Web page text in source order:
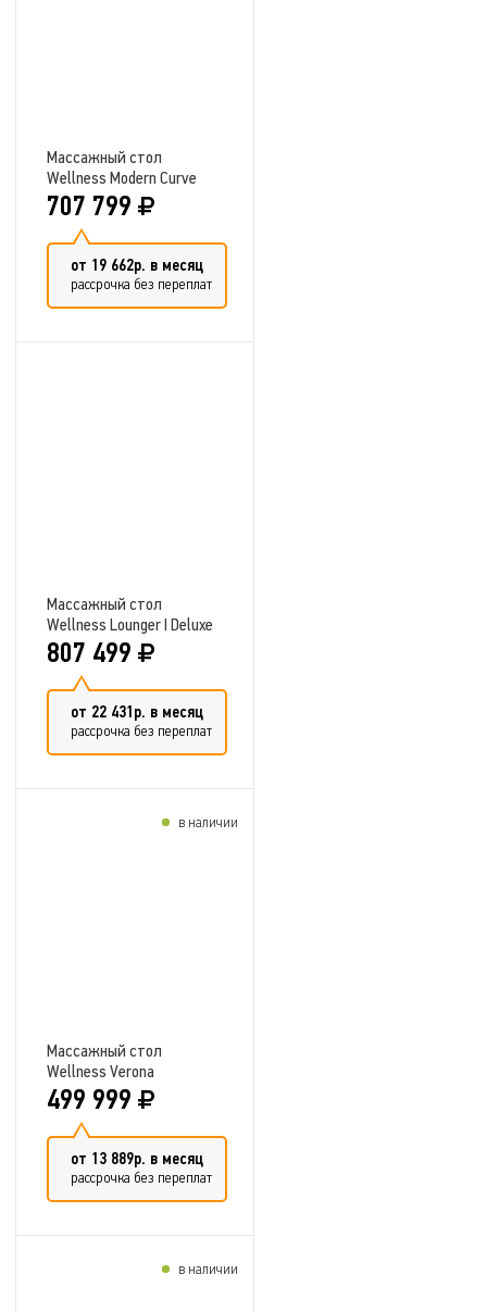
Массажный стол
Wellness Modern Сurve
707 799
от 19 662р. в месяц
рассрочка без переплат
Массажный стол
Wellness Lounger I Deluxe
807 499
от 22 431р. в месяц
рассрочка без переплат
Массажный стол
Wellness Verona
499 999
от 13 889р. в месяц
рассрочка без переплат
в наличии
в наличии